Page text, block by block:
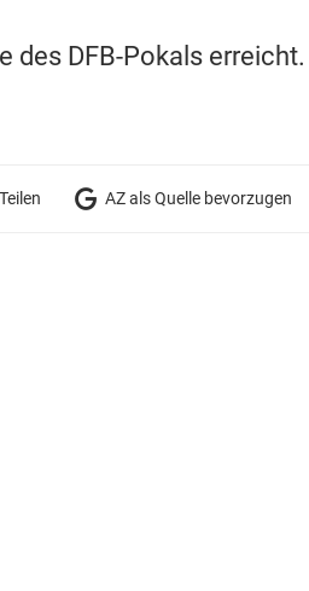
des DFB-Pokals erreicht.
Teilen AZ als Quelle bevorzugen